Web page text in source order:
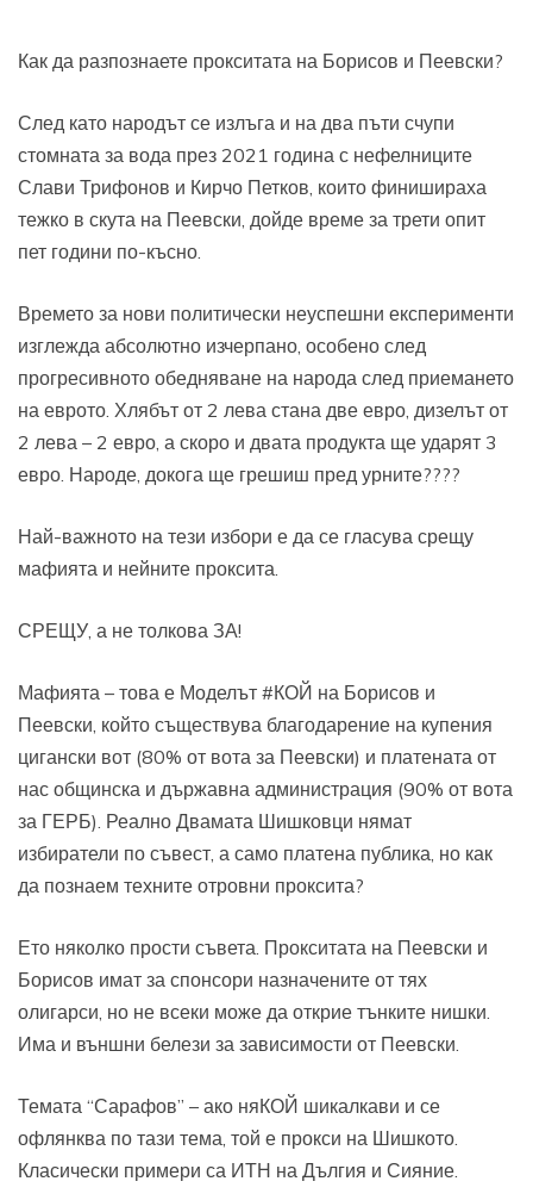
Как да разпознаете прокситата на Борисов и Пеевски?
След като народът се излъга и на два пъти счупи
стомната за вода през 2021 година с нефелниците
Слави Трифонов и Кирчо Петков, които финишираха
тежко в скута на Пеевски, дойде време за трети опит
пет години по-късно.
Времето за нови политически неуспешни експерименти
изглежда абсолютно изчерпано, особено след
прогресивното обедняване на народа след приемането
на еврото. Хлябът от 2 лева стана две евро, дизелът от
2 лева – 2 евро, а скоро и двата продукта ще ударят 3
евро. Народе, докога ще грешиш пред урните????
Най-важното на тези избори е да се гласува срещу
мафията и нейните проксита.
СРЕЩУ, а не толкова ЗА!
Мафията – това е Моделът #КОЙ на Борисов и
Пеевски, който съществува благодарение на купения
цигански вот (80% от вота за Пеевски) и платената от
нас общинска и държавна администрация (90% от вота
за ГЕРБ). Реално Двамата Шишковци нямат
избиратели по съвест, а само платена публика, но как
да познаем техните отровни проксита?
Ето няколко прости съвета. Прокситата на Пеевски и
Борисов имат за спонсори назначените от тях
олигарси, но не всеки може да открие тънките нишки.
Има и външни белези за зависимости от Пеевски.
Темата “Сарафов” – ако няКОЙ шикалкави и се
офлянква по тази тема, той е прокси на Шишкото.
Класически примери са ИТН на Дългия и Сияние.